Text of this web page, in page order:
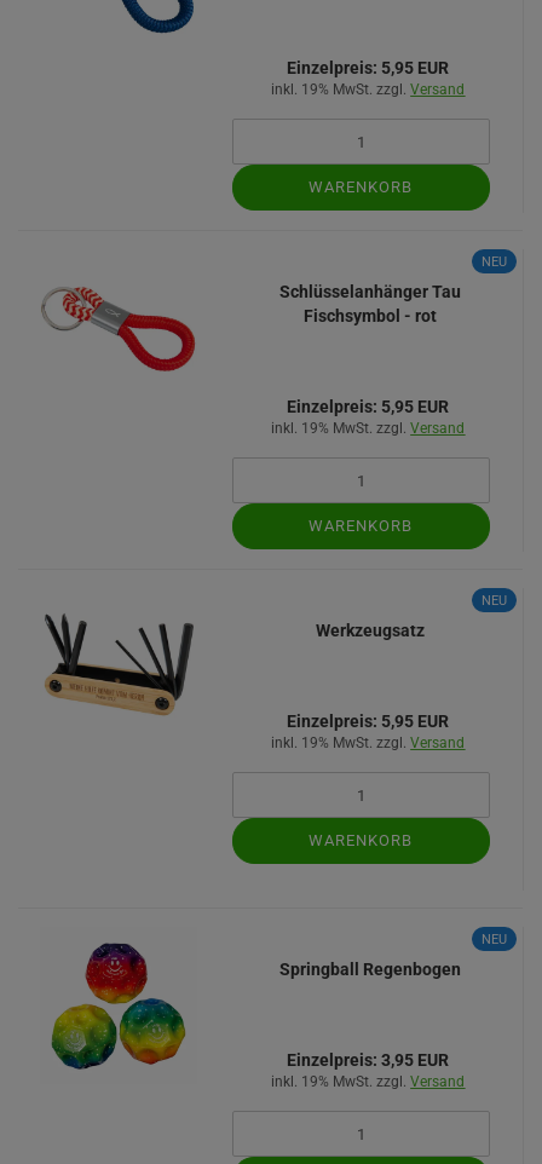
Einzelpreis: 5,95 EUR
inkl. 19% MwSt. zzgl.Versand
WARENKORB
NEU
Schlüsselanhänger Tau
Fischsymbol - rot
Einzelpreis: 5,95 EUR
inkl. 19% MwSt. zzgl.Versand
WARENKORB
NEU
Werkzeugsatz
Einzelpreis: 5,95 EUR
inkl. 19% MwSt. zzgl.Versand
WARENKORB
NEU
Springball Regenbogen
Einzelpreis: 3,95 EUR
inkl. 19% MwSt. zzgl.Versand